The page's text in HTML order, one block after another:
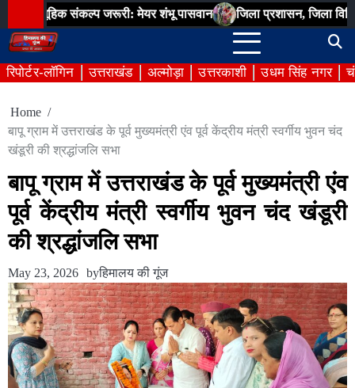
to
content
संकल्प जरूरी: मेयर शंभू पासवान जिला प्रशासन, जिला विधिक सेवा
रिपोर्टर-लॉगिन उत्तराखंड अल्मोड़ा उत्तरकाशी उधम सिंह नगर
Home
बापू ग्राम में उत्तराखंड के पूर्व मुख्यमंत्री एंव पूर्व केंद्रीय मंत्री स्वर्गीय भुवन चंद
खंडूरी की श्रद्धांजलि सभा
बापू ग्राम में उत्तराखंड के पूर्व मुख्यमंत्री एंव
पूर्व केंद्रीय मंत्री स्वर्गीय भुवन चंद खंडूरी
की श्रद्धांजलि सभा
May 23, 2026 byहिमालय की गूंज